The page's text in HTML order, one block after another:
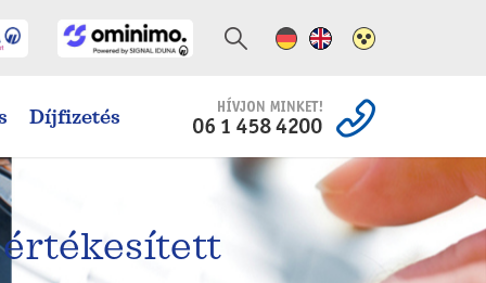
Német változat
Angol változat
Díjfizetés